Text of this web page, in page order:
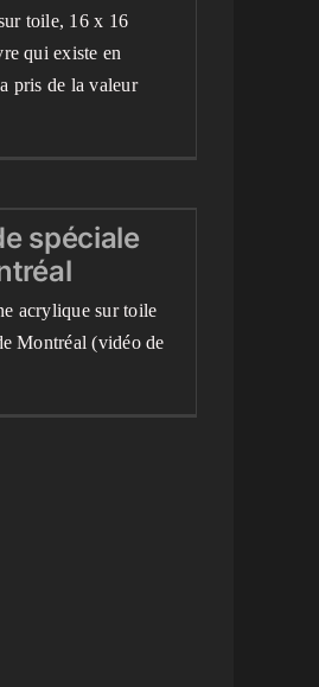
toile, 16 x 16
qui existe en
pris de la valeur
spéciale
spéciale
acrylique sur toile
Montréal (vidéo de